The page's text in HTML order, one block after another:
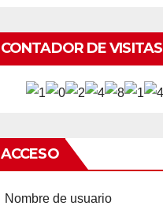
CONTADOR DE VISITAS
ACCESO
Nombre de usuario